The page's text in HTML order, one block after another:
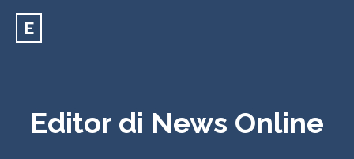
E
Editor di News Online